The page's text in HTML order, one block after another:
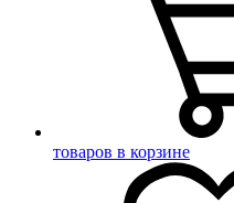
товаров в корзине